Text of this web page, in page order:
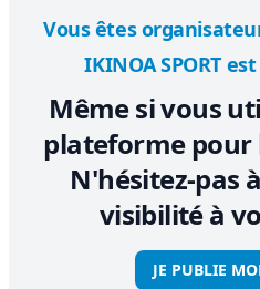
Vous êtes
IKINOA SPORT
Même si vous
plateforme pour
N'hésitez-pas
visibilité à
JE PUBLIE